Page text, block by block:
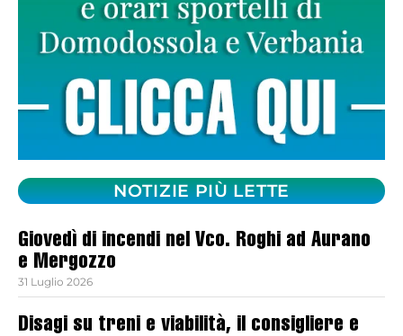
NOTIZIE PIÙ LETTE
Giovedì di incendi nel Vco. Roghi ad Aurano
e Mergozzo
31 Luglio 2026
Disagi su treni e viabilità, il consigliere e